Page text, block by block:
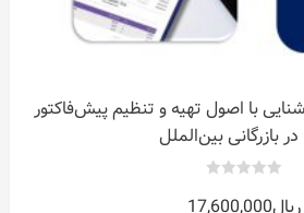
با اصول تهیه و تنظیم پیش‌فاکتور
outریال17,600,000